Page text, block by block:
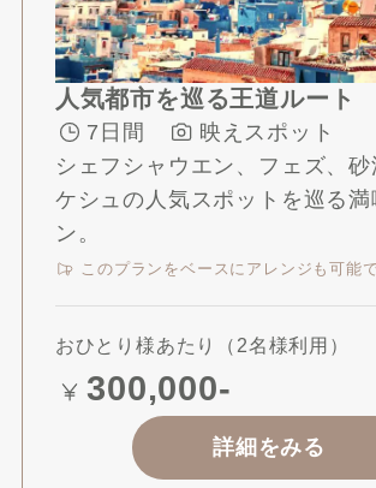
人気都市を巡る王道ルート
7日間
映えスポット
シェフシャウエン、フェズ、砂
ケシュの人気スポットを巡る満
ン。
このプランをベースにアレンジも可能
おひとり様あたり（2名様利用）
300,000-
詳細をみる